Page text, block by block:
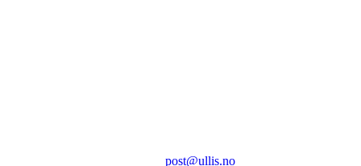
post@ullis.no